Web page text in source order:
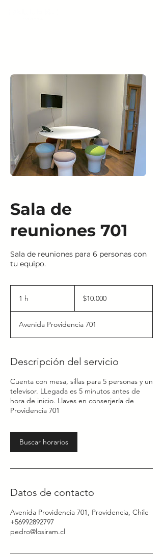
Sala de
reuniones 701
Sala de reuniones para 6 personas con
tu equipo.
1 h
chilenos
$10.000
Avenida Providencia 701
Descripción del servicio
Cuenta con mesa, sillas para 5 personas y un
televisor. LLegada es 5 minutos antes de
hora de inicio. Llaves en conserjería de
Providencia 701
Buscar horarios
Datos de contacto
Avenida Providencia 701, Providencia, Chile
+56992892797
pedro@losiram.cl